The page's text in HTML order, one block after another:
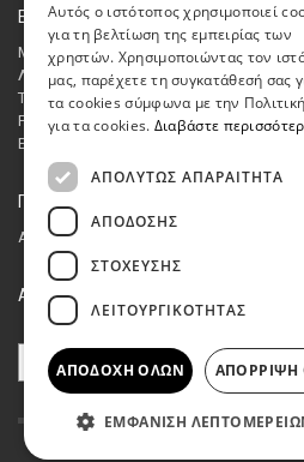
Επικοινωνία
Μεσσαρίτης Ανανεώσιμες Α.Ε.
Λ. Κατσώνη 48, 14561 Κηφισιά
Τηλ.: 210 8662048
Fax : 210 8615972
Email:
ΓΕΜΗ
Αριθμός ΓΕΜΗ: 007740301000
ΑΝΑΖΗΤΗΣΗ
Search
Αυτός ο ιστότοπος χρησιμοποιεί
για τη βελτίωση της εμπειρίας των
χρηστών. Χρησιμοποιώντας τον
μας, παρέχετε τη συγκατάθεσή σας
τα cookies σύμφωνα με την
για τα cookies. Διαβάστε
ΑΠΟΛΎΤΩΣ ΑΠΑΡΑΊΤΗΤΑ
ΑΠΌΔΟΣΗΣ
ΣΤΌΧΕΥΣΗΣ
ΛΕΙΤΟΥΡΓΙΚΌΤΗΤΑΣ
ΑΠΟΔΟΧΉ ΌΛΩΝ ΑΠΌΡΡΙΨΗ
ΕΜΦΆΝΙΣΗ